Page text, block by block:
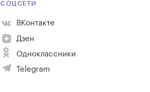
СОЦСЕТИ
ВКонтакте
Дзен
Одноклассники
Telegram